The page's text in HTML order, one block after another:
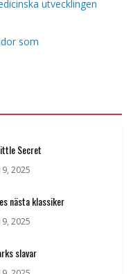
utvecklingen
som
Secret
2025
nästa klassiker
2025
slavar